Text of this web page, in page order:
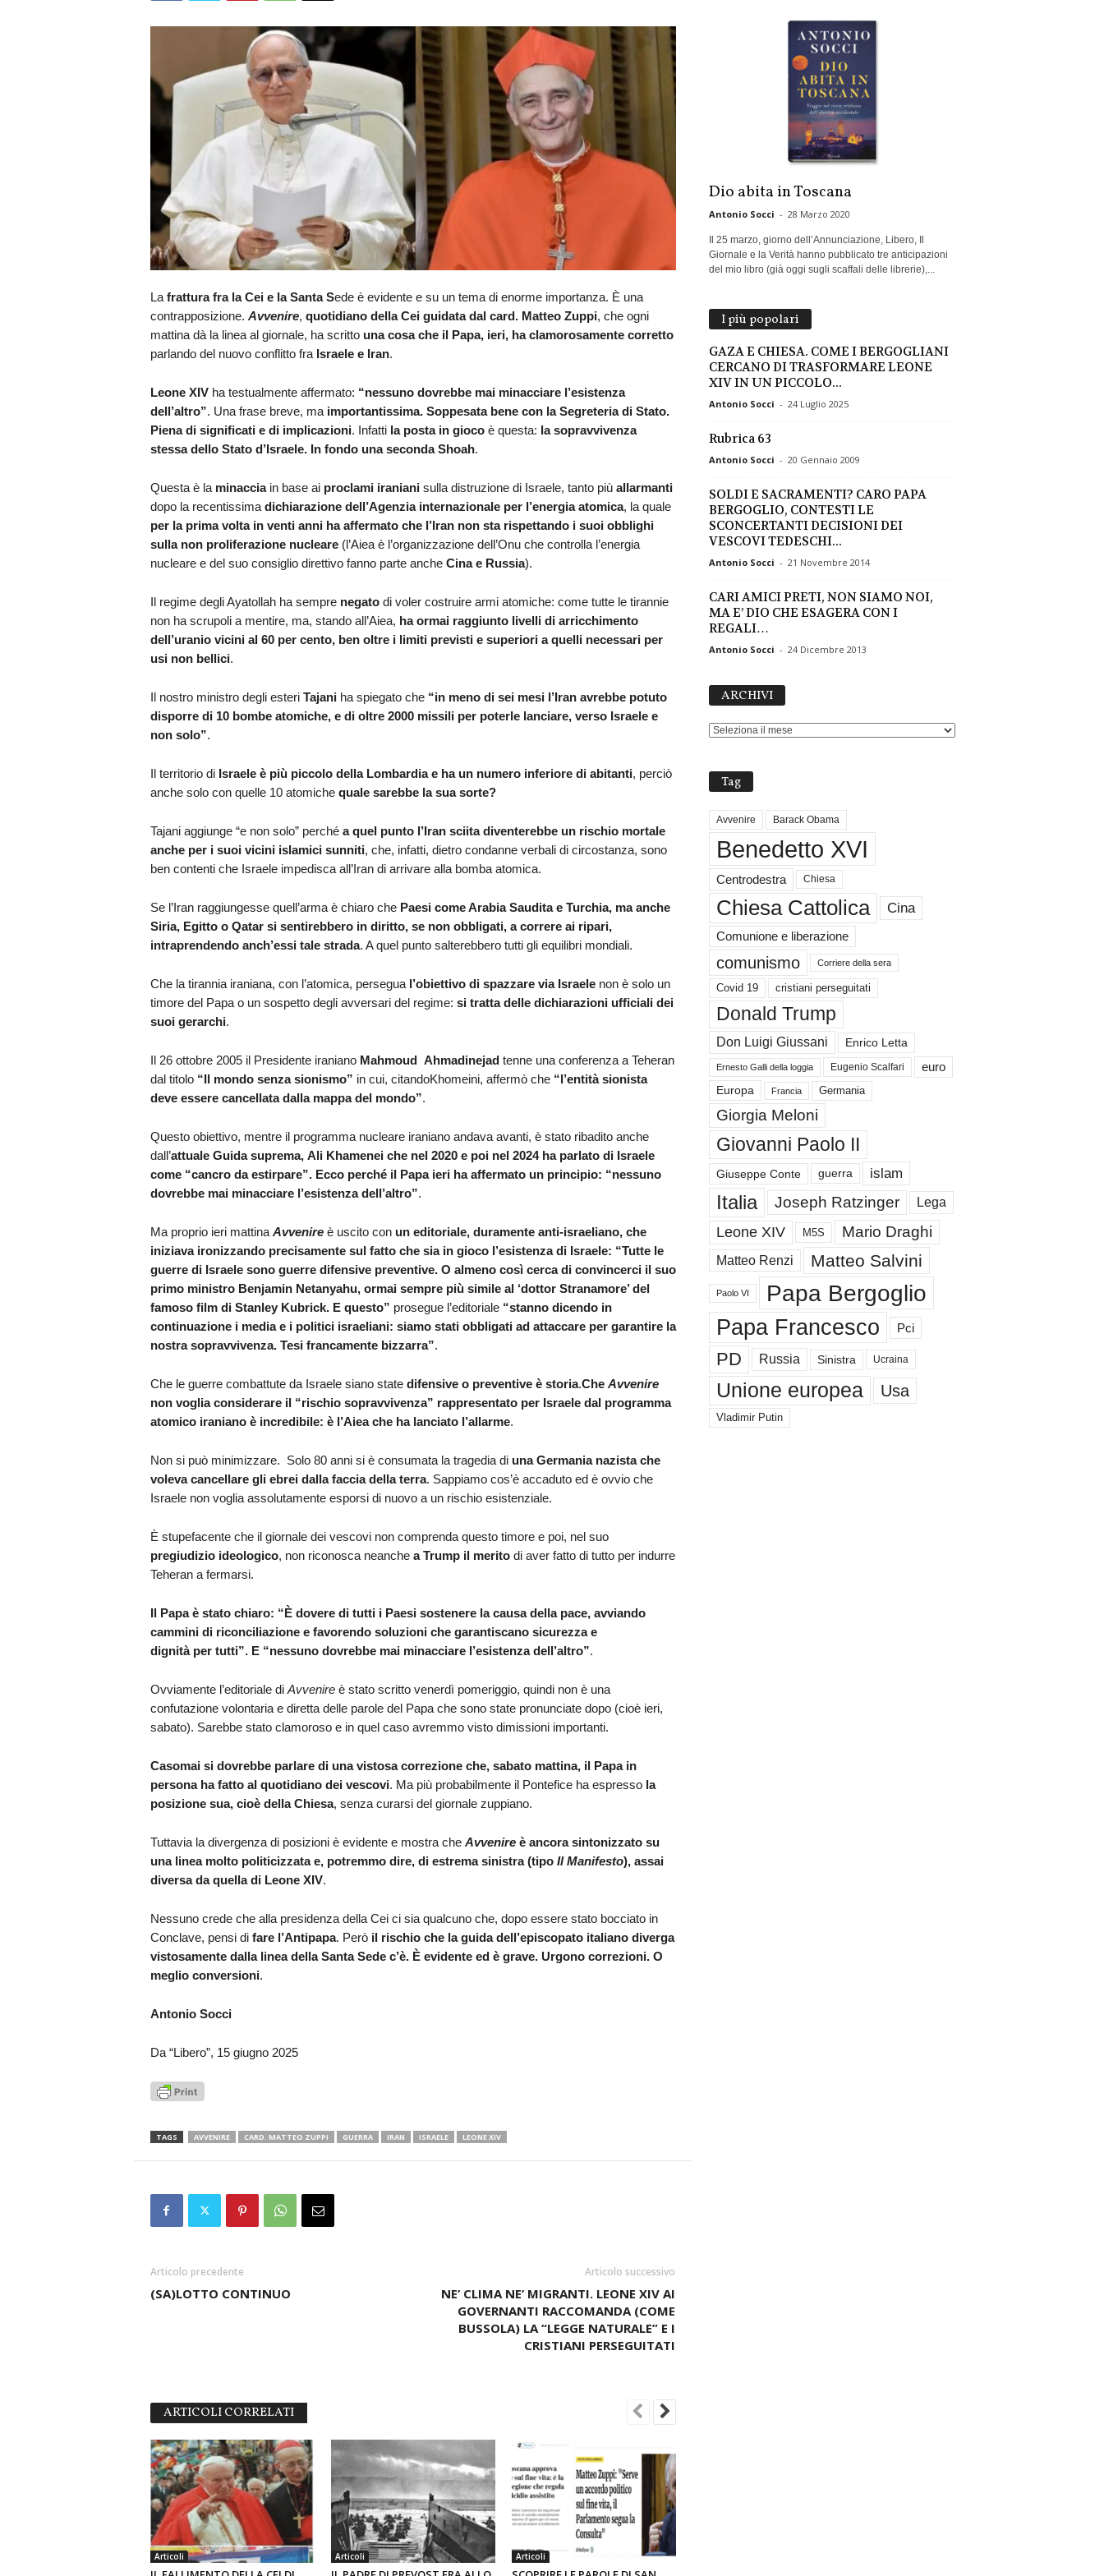
La frattura fra la Cei e la Santa Sede è evidente e su un tema di enorme importanza. È una
contrapposizione. Avvenire, quotidiano della Cei guidata dal card. Matteo Zuppi, che ogni
mattina dà la linea al giornale, ha scritto una cosa che il Papa, ieri, ha clamorosamente corretto
parlando del nuovo conflitto fra Israele e Iran.
Leone XIVha testualmente affermato: “nessuno dovrebbe mai minacciare l’esistenza
dell’altro”. Una frase breve, ma importantissima. Soppesata bene con la Segreteria di Stato.
Piena di significati e di implicazioni. Infatti la posta in giocoè questa: la sopravvivenza
stessa dello Stato d’Israele. In fondo una seconda Shoah.
Questa è la minacciain base ai proclami iranianisulla distruzione di Israele, tanto più allarmanti
dopo la recentissima dichiarazione dell’Agenzia internazionale per l’energia atomica, la quale
per la prima volta in venti anni ha affermato che l’Iran non sta rispettando i suoi obblighi
sulla non proliferazione nucleare(l’Aiea è l’organizzazione dell’Onu che controlla l’energia
nucleare e del suo consiglio direttivo fanno parte anche Cina e Russia).
Il regime degli Ayatollah ha sempre negatodi voler costruire armi atomiche: come tutte le tirannie
non ha scrupoli a mentire, ma, stando all’Aiea, ha ormai raggiunto livelli di arricchimento
dell’uranio vicini al 60 per cento, ben oltre i limiti previsti e superiori a quelli necessari per
usi non bellici.
Il nostro ministro degli esteri Tajaniha spiegato che “in meno di sei mesi l’Iran avrebbe potuto
disporre di 10 bombe atomiche, e di oltre 2000 missili per poterle lanciare, verso Israele e
non solo”.
Il territorio di Israele è più piccolo della Lombardia e ha un numero inferiore di abitanti, perciò
anche solo con quelle 10 atomiche quale sarebbe la sua sorte?
Tajani aggiunge “e non solo” perché a quel punto l’Iran sciita diventerebbe un rischio mortale
anche per i suoi vicini islamici sunniti, che, infatti, dietro condanne verbali di circostanza, sono
ben contenti che Israele impedisca all’Iran di arrivare alla bomba atomica.
Se l’Iran raggiungesse quell’arma è chiaro che Paesi come Arabia Saudita e Turchia, ma anche
Siria, Egitto o Qatar si sentirebbero in diritto, se non obbligati, a correre ai ripari,
intraprendendo anch’essi tale strada. A quel punto salterebbero tutti gli equilibri mondiali.
Che la tirannia iraniana, con l’atomica, persegua l’obiettivo di spazzare via Israelenon è solo un
timore del Papa o un sospetto degli avversari del regime: si tratta delle dichiarazioni ufficiali dei
suoi gerarchi.
Il 26 ottobre 2005 il Presidente iraniano Mahmoud Ahmadinejadtenne una conferenza a Teheran
dal titolo “Il mondo senza sionismo” in cui, citandoKhomeini, affermò che “l’entità sionista
deve essere cancellata dalla mappa del mondo”.
Questo obiettivo, mentre il programma nucleare iraniano andava avanti, è stato ribadito anche
dall’attuale Guida suprema, Ali Khamenei che nel 2020 e poi nel 2024 ha parlato di Israele
come “cancro da estirpare”. Ecco perché il Papa ieri ha affermato un principio: “nessuno
dovrebbe mai minacciare l’esistenza dell’altro”.
Ma proprio ieri mattina Avvenire è uscito con un editoriale, duramente anti-israeliano, che
iniziava ironizzando precisamente sul fatto che sia in gioco l’esistenza di Israele: “Tutte le
guerre di Israele sono guerre difensive preventive. O almeno così cerca di convincerci il suo
primo ministro Benjamin Netanyahu, ormai sempre più simile al ‘dottor Stranamore’ del
famoso film di Stanley Kubrick. E questo” prosegue l’editoriale “stanno dicendo in
continuazione i media e i politici israeliani: siamo stati obbligati ad attaccare per garantire la
nostra sopravvivenza. Tesi francamente bizzarra”.
Che le guerre combattute da Israele siano state difensive o preventive è storia.Che Avvenire
non voglia considerare il “rischio sopravvivenza” rappresentato per Israele dal programma
atomico iraniano è incredibile: è l’Aiea che ha lanciato l’allarme.
Non si può minimizzare. Solo 80 anni si è consumata la tragedia di una Germania nazista che
voleva cancellare gli ebrei dalla faccia della terra. Sappiamo cos’è accaduto ed è ovvio che
Israele non voglia assolutamente esporsi di nuovo a un rischio esistenziale.
È stupefacente che il giornale dei vescovi non comprenda questo timore e poi, nel suo
pregiudizio ideologico, non riconosca neanche a Trump il meritodi aver fatto di tutto per indurre
Teheran a fermarsi.
Il Papa è stato chiaro: “È dovere di tutti i Paesi sostenere la causa della pace, avviando
cammini di riconciliazione e favorendo soluzioni che garantiscano sicurezza e
dignità per tutti”. E “nessuno dovrebbe mai minacciare l’esistenza dell’altro”.
Ovviamente l’editoriale di Avvenireè stato scritto venerdì pomeriggio, quindi non è una
confutazione volontaria e diretta delle parole del Papa che sono state pronunciate dopo (cioè ieri,
sabato). Sarebbe stato clamoroso e in quel caso avremmo visto dimissioni importanti.
Casomai si dovrebbe parlare di una vistosa correzione che, sabato mattina, il Papa in
persona ha fatto al quotidiano dei vescovi. Ma più probabilmente il Pontefice ha espresso la
posizione sua, cioè della Chiesa, senza curarsi del giornale zuppiano.
Tuttavia la divergenza di posizioni è evidente e mostra che Avvenireè ancora sintonizzato su
una linea molto politicizzata e, potremmo dire, di estrema sinistra (tipo Il Manifesto), assai
diversa da quella di Leone XIV.
Nessuno crede che alla presidenza della Cei ci sia qualcuno che, dopo essere stato bocciato in
Conclave, pensi di fare l’Antipapa. Però il rischio che la guida dell’episcopato italiano diverga
vistosamente dalla linea della Santa Sede c’è. È evidente ed è grave. Urgono correzioni. O
meglio conversioni.
Antonio Socci
Da “Libero”, 15 giugno 2025
TAGS AVVENIRE CARD. MATTEO ZUPPI GUERRA IRAN ISRAELE LEONE XIV
Articolo precedente
(SA)LOTTO CONTINUO
Articolo successivo
NE’ CLIMA NE’ MIGRANTI. LEONE XIV AI
GOVERNANTI RACCOMANDA (COME
BUSSOLA) LA “LEGGE NATURALE” E I
CRISTIANI PERSEGUITATI
ARTICOLI CORRELATI
Articoli Articoli Articoli
Dio abita in Toscana
Antonio Socci - 28 Marzo 2020
Il 25 marzo, giorno dell’Annunciazione, Libero, Il
Giornale e la Verità hanno pubblicato tre anticipazioni
del mio libro (già oggi sugli scaffali delle librerie),...
I più popolari
GAZA E CHIESA. COME I BERGOGLIANI
CERCANO DI TRASFORMARE LEONE
XIV IN UN PICCOLO...
Antonio Socci - 24 Luglio 2025
Rubrica 63
Antonio Socci - 20 Gennaio 2009
SOLDI E SACRAMENTI? CARO PAPA
BERGOGLIO, CONTESTI LE
SCONCERTANTI DECISIONI DEI
VESCOVI TEDESCHI...
Antonio Socci - 21 Novembre 2014
CARI AMICI PRETI, NON SIAMO NOI,
MA E’ DIO CHE ESAGERA CON I
REGALI…
Antonio Socci - 24 Dicembre 2013
ARCHIVI
Tag
Avvenire Barack Obama
Benedetto XVI
Centrodestra Chiesa
Chiesa Cattolica Cina
Comunione e liberazione
comunismo Corriere della sera
Covid 19 cristiani perseguitati
Donald Trump
Don Luigi Giussani Enrico Letta
Ernesto Galli della loggia Eugenio Scalfari euro
Europa Francia Germania
Giorgia Meloni
Giovanni Paolo II
Giuseppe Conte guerra islam
Italia Joseph Ratzinger Lega
Leone XIV M5S Mario Draghi
Matteo Renzi Matteo Salvini
Paolo VI Papa Bergoglio
Papa Francesco Pci
PD Russia Sinistra Ucraina
Unione europea Usa
Vladimir Putin